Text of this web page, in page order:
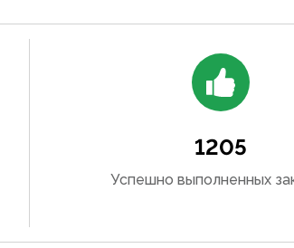
1205
Успешно выполненных